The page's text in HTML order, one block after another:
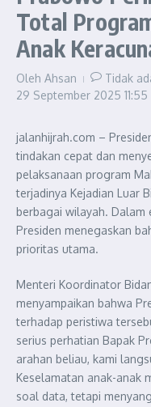
Total
Anak
Oleh Ahsan
Tidak
29 September 2025 11:55
jalanhijrah.com –
tindakan cepat dan
pelaksanaan program
terjadinya Kejadian Luar
berbagai wilayah. Dalam
Presiden menegaskan
prioritas utama.
Menteri Koordinator
menyampaikan bahwa
terhadap peristiwa
serius perhatian Bapak
arahan beliau, kami
Keselamatan anak-anak
soal data, tetapi